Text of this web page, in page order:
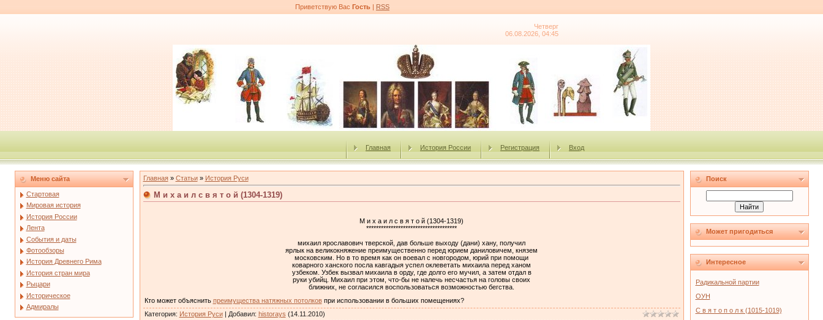
Приветствую Вас Гость | RSS
Четверг
06.08.2026, 04:45
Главная История России Регистрация Вход
Меню сайта
Стартовая
Мировая история
История России
Лента
События и даты
Фотообзоры
История Древнего Рима
История стран мира
Рыцари
Историческое
Адмиралы
Главная» Статьи» История Руси
М и х а и л с в я т о й (1304-1319)
М и х а и л с в я т о й (1304-1319)
*************************************
михаил ярославович тверской, дав больше выходу (дани) хану, получил
ярлык на великокняжение преимущественно перед юрием даниловичем, князем
московским. Но в то время как он воевал с новгородом, юрий при помощи
коварного ханского посла кавгадыя успел оклеветать михаила перед ханом
узбеком. Узбек вызвал михаила в орду, где долго его мучил, а затем отдал в
руки убийц. Михаил при этом, что-бы не налечь несчастья на головы своих
ближних, не согласился воспользоваться возможностью бегства.
Кто может объяснить преимущества натяжных потолковпри использовании в больших помещениях?
Категория: История Руси| Добавил: historays (14.11.2010)
Поиск
Может пригодиться
Интересное
Радикальной партии
ОУН
С в я т о п о л к (1015-1019)